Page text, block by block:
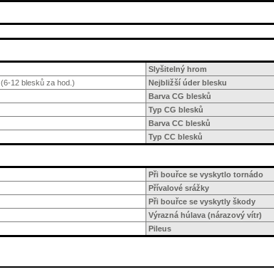
Slyšitelný hrom
(6-12 blesků za hod.) Nejbližší úder blesku
Barva CG blesků
Typ CG blesků
Barva CC blesků
Typ CC blesků
Při bouřce se vyskytlo tornádo
Přívalové srážky
Při bouřce se vyskytly škody
Výrazná húlava (nárazový vítr)
Pileus